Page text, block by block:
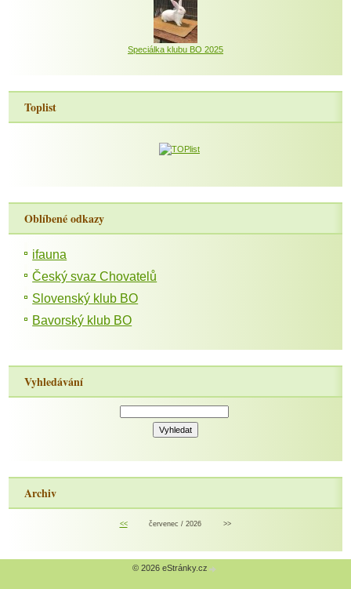
Speciálka klubu BO 2025
Toplist
Oblíbené odkazy
ifauna
Český svaz Chovatelů
Slovenský klub BO
Bavorský klub BO
Vyhledávání
Archiv
<< červenec / 2026 >>
© 2026 eStránky.cz